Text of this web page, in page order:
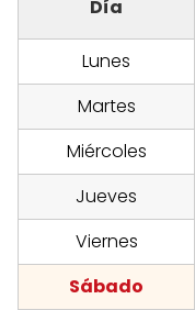
Día
Lunes
Martes
Miércoles
Jueves
Viernes
Sábado